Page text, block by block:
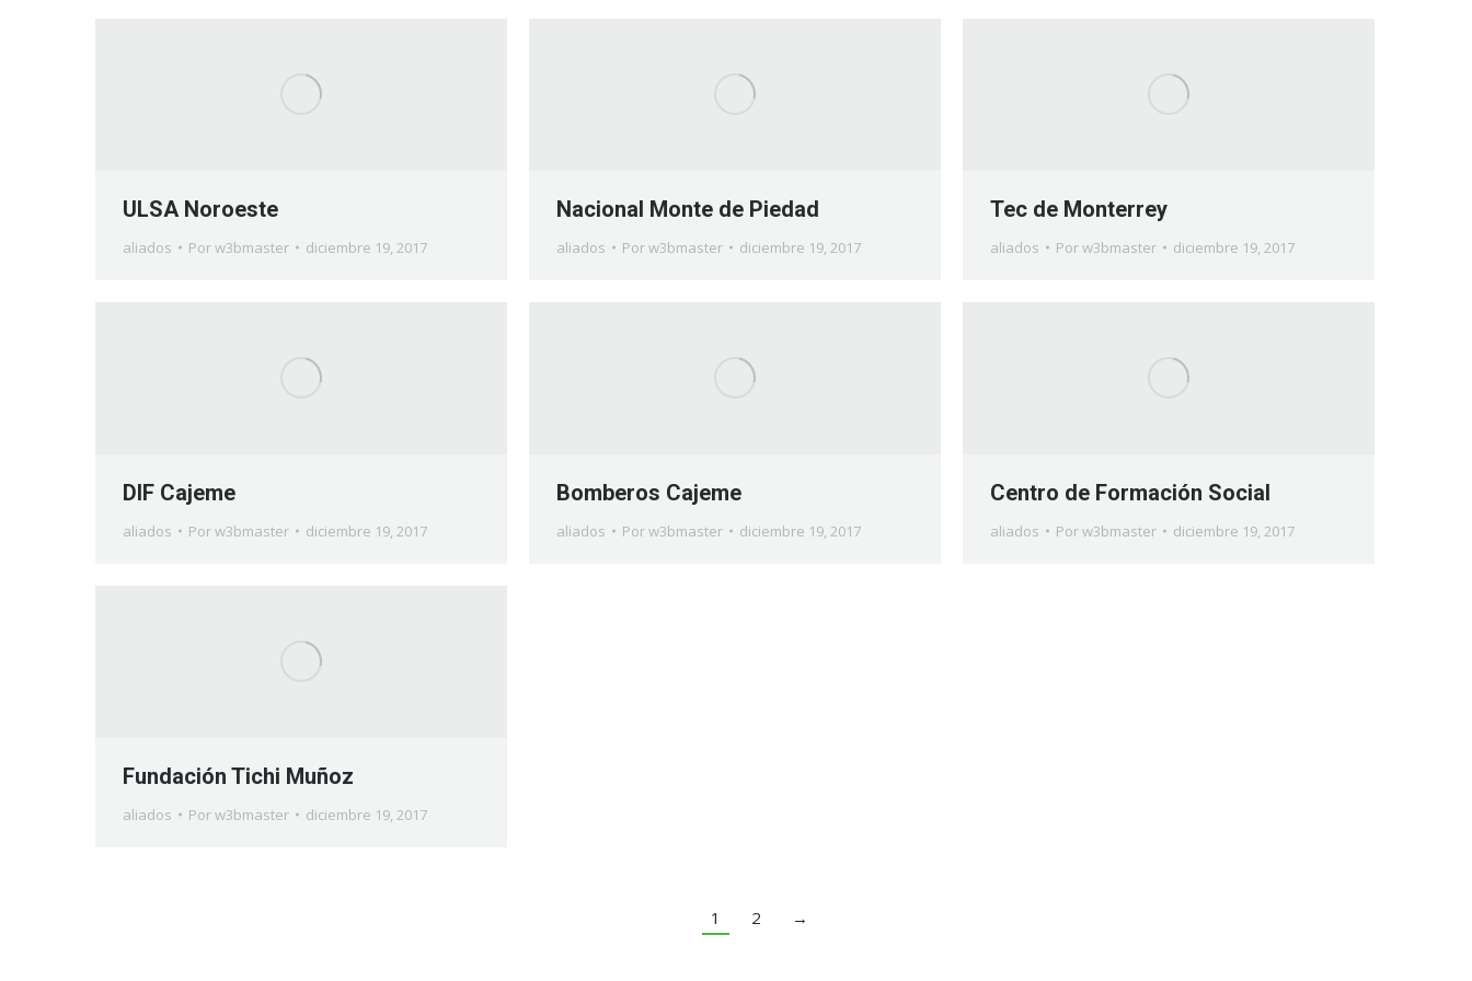
ULSA Noroeste
aliados Porw3bmaster diciembre 19, 2017
Nacional Monte de Piedad
aliados Porw3bmaster diciembre 19, 2017
Tec de Monterrey
aliados Porw3bmaster diciembre 19, 2017
DIF Cajeme
aliados Porw3bmaster diciembre 19, 2017
Bomberos Cajeme
aliados Porw3bmaster diciembre 19, 2017
Centro de Formación Social
aliados Porw3bmaster diciembre 19, 2017
Fundación Tichi Muñoz
aliados Porw3bmaster diciembre 19, 2017
1 2 →